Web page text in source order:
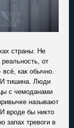
страны. Не
от
как обычно.
И тишина. Люди
с чемоданами
называют
вроде бы никто
запах тревоги в